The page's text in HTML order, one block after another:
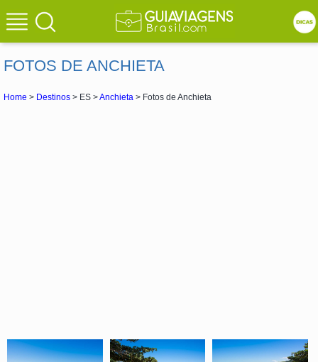
FOTOS DE ANCHIETA
Home > Destinos > ES >Anchieta > Fotos de Anchieta